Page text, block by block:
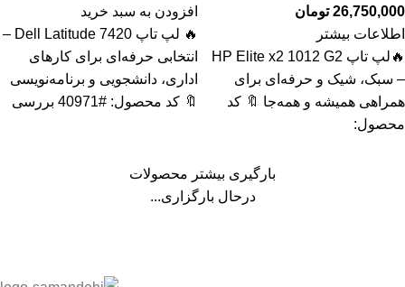
26,750,000 تومان
اطلاعات بیشتر
🔥لپ تاپ HP Elite x2 1012 G2
– سبک، شیک و حرفه‌ای برای
همراهی همیشه و همه‌جا 🔖 کد
محصول:
افزودن به سبد خرید
🔥 لپ تاپ Dell Latitude 7420 –
انتخابی حرفه‌ای برای کارهای
اداری، دانشجویی و برنامه‌نویسی
🔖 کد محصول: #40971 بررسی
بارگیری بیشتر محصولات
درحال بارگزاری...